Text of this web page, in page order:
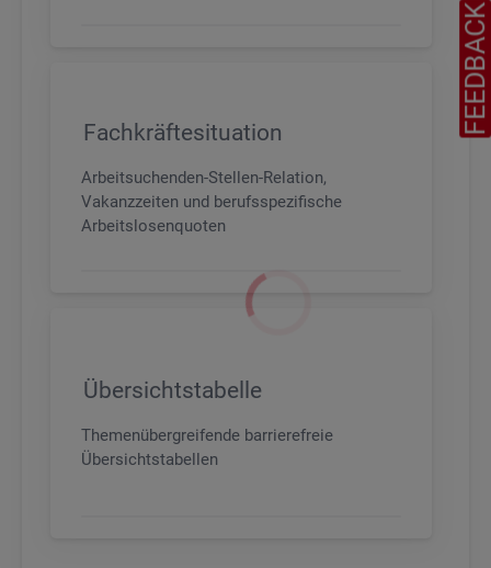
Fachkräftesituation
Arbeitsuchenden-Stellen-Relation,
Vakanzzeiten und berufsspezifische
Arbeitslosenquoten
Übersichtstabelle
Themenübergreifende barrierefreie
Übersichtstabellen
FEEDBACK